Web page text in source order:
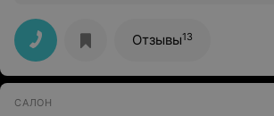
тактичный, всегда предложит чай или кофе.
Отзывы13
САЛОН